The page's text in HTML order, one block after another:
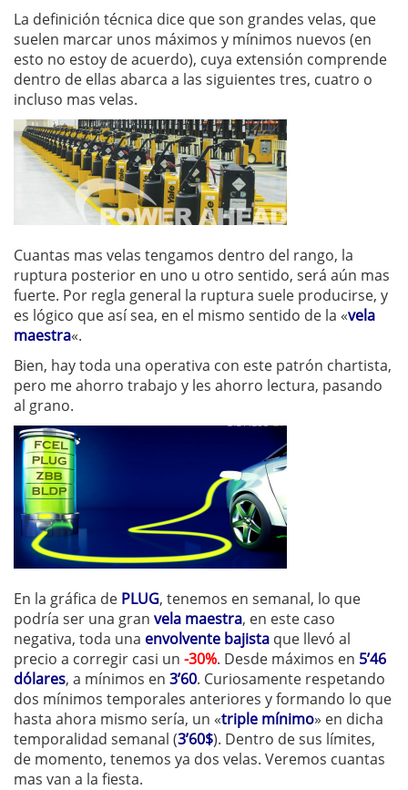
La definición técnica dice que son grandes velas, que
suelen marcar unos máximos y mínimos nuevos (en
esto no estoy de acuerdo), cuya extensión comprende
dentro de ellas abarca a las siguientes tres, cuatro o
incluso mas velas.
Cuantas mas velas tengamos dentro del rango, la
ruptura posterior en uno u otro sentido, será aún mas
fuerte. Por regla general la ruptura suele producirse, y
es lógico que así sea, en el mismo sentido de la «vela
maestra«.
Bien, hay toda una operativa con este patrón chartista,
pero me ahorro trabajo y les ahorro lectura, pasando
al grano.
En la gráfica de PLUG, tenemos en semanal, lo que
podría ser una gran vela maestra, en este caso
negativa, toda una envolvente bajista que llevó al
precio a corregir casi un -30%. Desde máximos en 5’46
dólares, a mínimos en 3’60. Curiosamente respetando
dos mínimos temporales anteriores y formando lo que
hasta ahora mismo sería, un «triple mínimo» en dicha
temporalidad semanal (3’60$). Dentro de sus límites,
de momento, tenemos ya dos velas. Veremos cuantas
mas van a la fiesta.